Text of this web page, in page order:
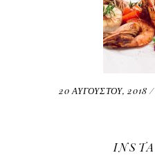
20 ΑΥΓΟΥΣΤΟΥ, 2018